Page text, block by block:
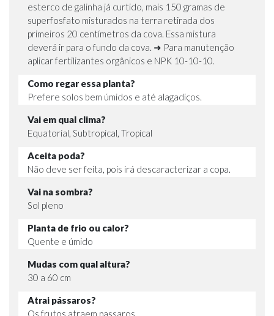
esterco de galinha já curtido, mais 150 gramas de
superfosfato misturados na terra retirada dos
primeiros 20 centímetros da cova. Essa mistura
deverá ir para o fundo da cova. ➜ Para manutenção
aplicar fertilizantes orgânicos e NPK 10-10-10.
Como regar essa planta?
Prefere solos bem úmidos e até alagadiços.
Vai em qual clima?
Equatorial, Subtropical, Tropical
Aceita poda?
Não deve ser feita, pois irá descaracterizar a copa.
Vai na sombra?
Sol pleno
Planta de frio ou calor?
Quente e úmido
Mudas com qual altura?
30 a 60 cm
Atrai pássaros?
Os frutos atraem passaros